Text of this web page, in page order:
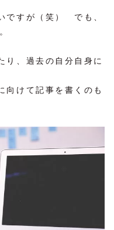
ですが（笑） でも、
り、過去の自分自身に
向けて記事を書くのも